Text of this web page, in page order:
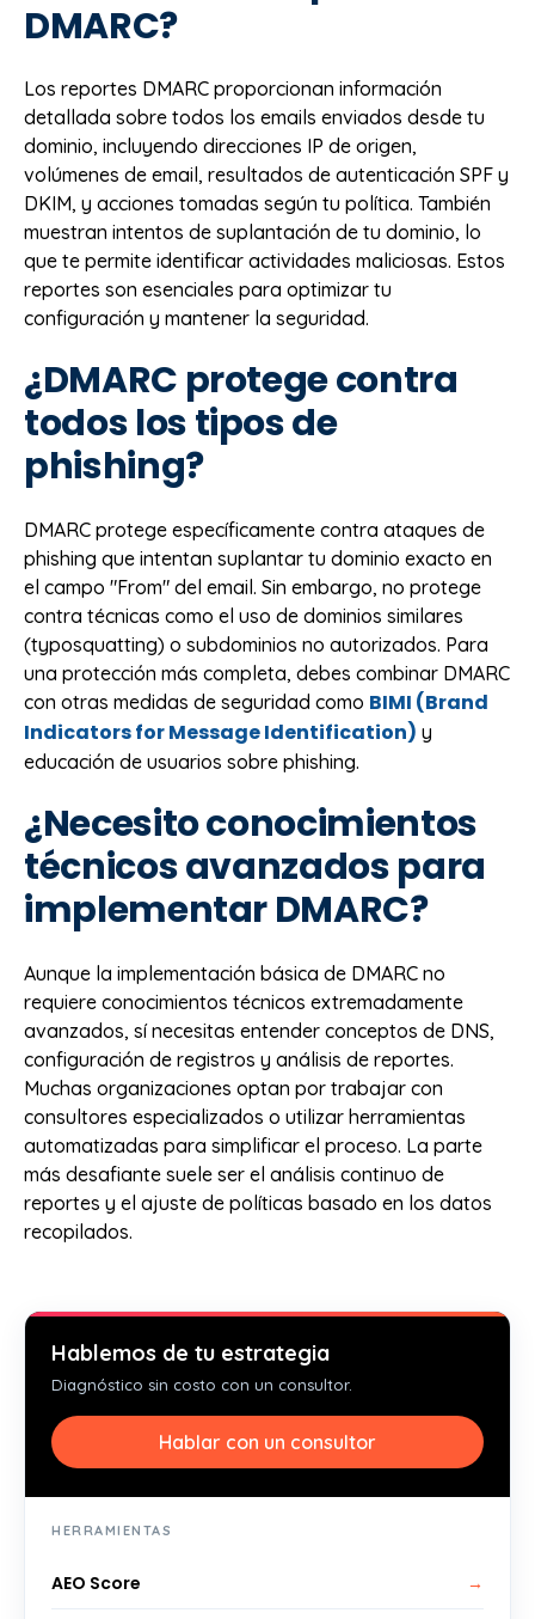
DMARC?
Los reportes DMARC proporcionan información
detallada sobre todos los emails enviados desde tu
dominio, incluyendo direcciones IP de origen,
volúmenes de email, resultados de autenticación SPF y
DKIM, y acciones tomadas según tu política. También
muestran intentos de suplantación de tu dominio, lo
que te permite identificar actividades maliciosas. Estos
reportes son esenciales para optimizar tu
configuración y mantener la seguridad.
¿DMARC protege contra
todos los tipos de
phishing?
DMARC protege específicamente contra ataques de
phishing que intentan suplantar tu dominio exacto en
el campo "From" del email. Sin embargo, no protege
contra técnicas como el uso de dominios similares
(typosquatting) o subdominios no autorizados. Para
una protección más completa, debes combinar DMARC
con otras medidas de seguridad como BIMI (Brand
Indicators for Message Identification) y
educación de usuarios sobre phishing.
¿Necesito conocimientos
técnicos avanzados para
implementar DMARC?
Aunque la implementación básica de DMARC no
requiere conocimientos técnicos extremadamente
avanzados, sí necesitas entender conceptos de DNS,
configuración de registros y análisis de reportes.
Muchas organizaciones optan por trabajar con
consultores especializados o utilizar herramientas
automatizadas para simplificar el proceso. La parte
más desafiante suele ser el análisis continuo de
reportes y el ajuste de políticas basado en los datos
recopilados.
Hablemos de tu estrategia
Diagnóstico sin costo con un consultor.
Hablar con un consultor
HERRAMIENTAS
AEO Score →